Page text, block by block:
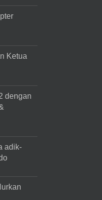
Ketua
dengan
adik-